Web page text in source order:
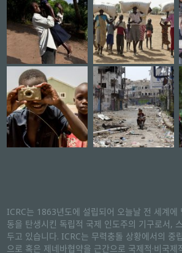
ICRC는 1863년도에 설립되어 오늘날 전 세계에
동을 탄생시킨 독립적 국제 인도주의 기구로서,
두고 있습니다. ICRC는 무력충돌 상황에서의 중
으로 혹은 제네바협약을 근간으로 국제적·비국